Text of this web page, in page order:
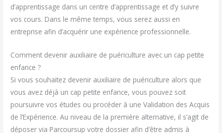
d’apprentissage dans un centre d’apprentissage et d’y suivre
vos cours. Dans le même temps, vous serez aussi en
entreprise afin d’acquérir une expérience professionnelle.
Comment devenir auxiliaire de puériculture avec un cap petite
enfance ?
Si vous souhaitez devenir auxiliaire de puériculture alors que
vous avez déjà un cap petite enfance, vous pouvez soit
poursuivre vos études ou procéder à une Validation des Acquis
de l’Expérience. Au niveau de la première alternative, il s’agit de
déposer via Parcoursup votre dossier afin d’être admis à